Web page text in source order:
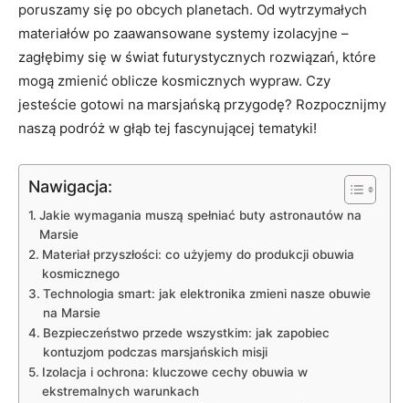
poruszamy się po obcych planetach. Od wytrzymałych
materiałów po zaawansowane systemy izolacyjne –
zagłębimy się w świat futurystycznych rozwiązań, które
mogą zmienić oblicze kosmicznych wypraw. Czy
jesteście gotowi na marsjańską przygodę? Rozpocznijmy
naszą podróż w głąb tej fascynującej tematyki!
Nawigacja:
Jakie wymagania muszą spełniać buty astronautów na
Marsie
Materiał przyszłości: co użyjemy do produkcji obuwia
kosmicznego
Technologia smart: jak elektronika zmieni nasze obuwie
na Marsie
Bezpieczeństwo przede wszystkim: jak zapobiec
kontuzjom podczas marsjańskich misji
Izolacja i ochrona: kluczowe cechy obuwia w
ekstremalnych warunkach